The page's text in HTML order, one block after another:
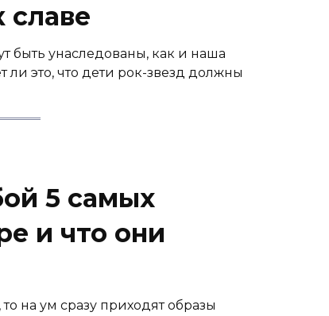
быть унаследованы, как и наша
ли это, что дети рок-звезд должны
5 самых
и что они
на ум сразу приходят образы